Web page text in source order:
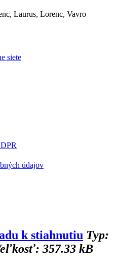
Laurus, Lorenc, Vavro
údajov
k stiahnutiu Typ:
357.33 kB